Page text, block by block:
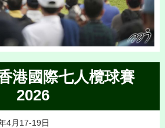
港國際七人欖球賽
2026
4月17-19日